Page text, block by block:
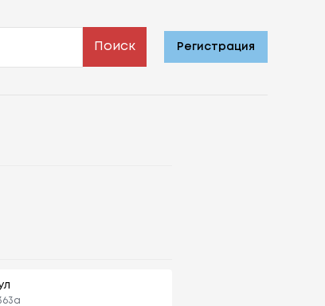
Поиск Регистрация